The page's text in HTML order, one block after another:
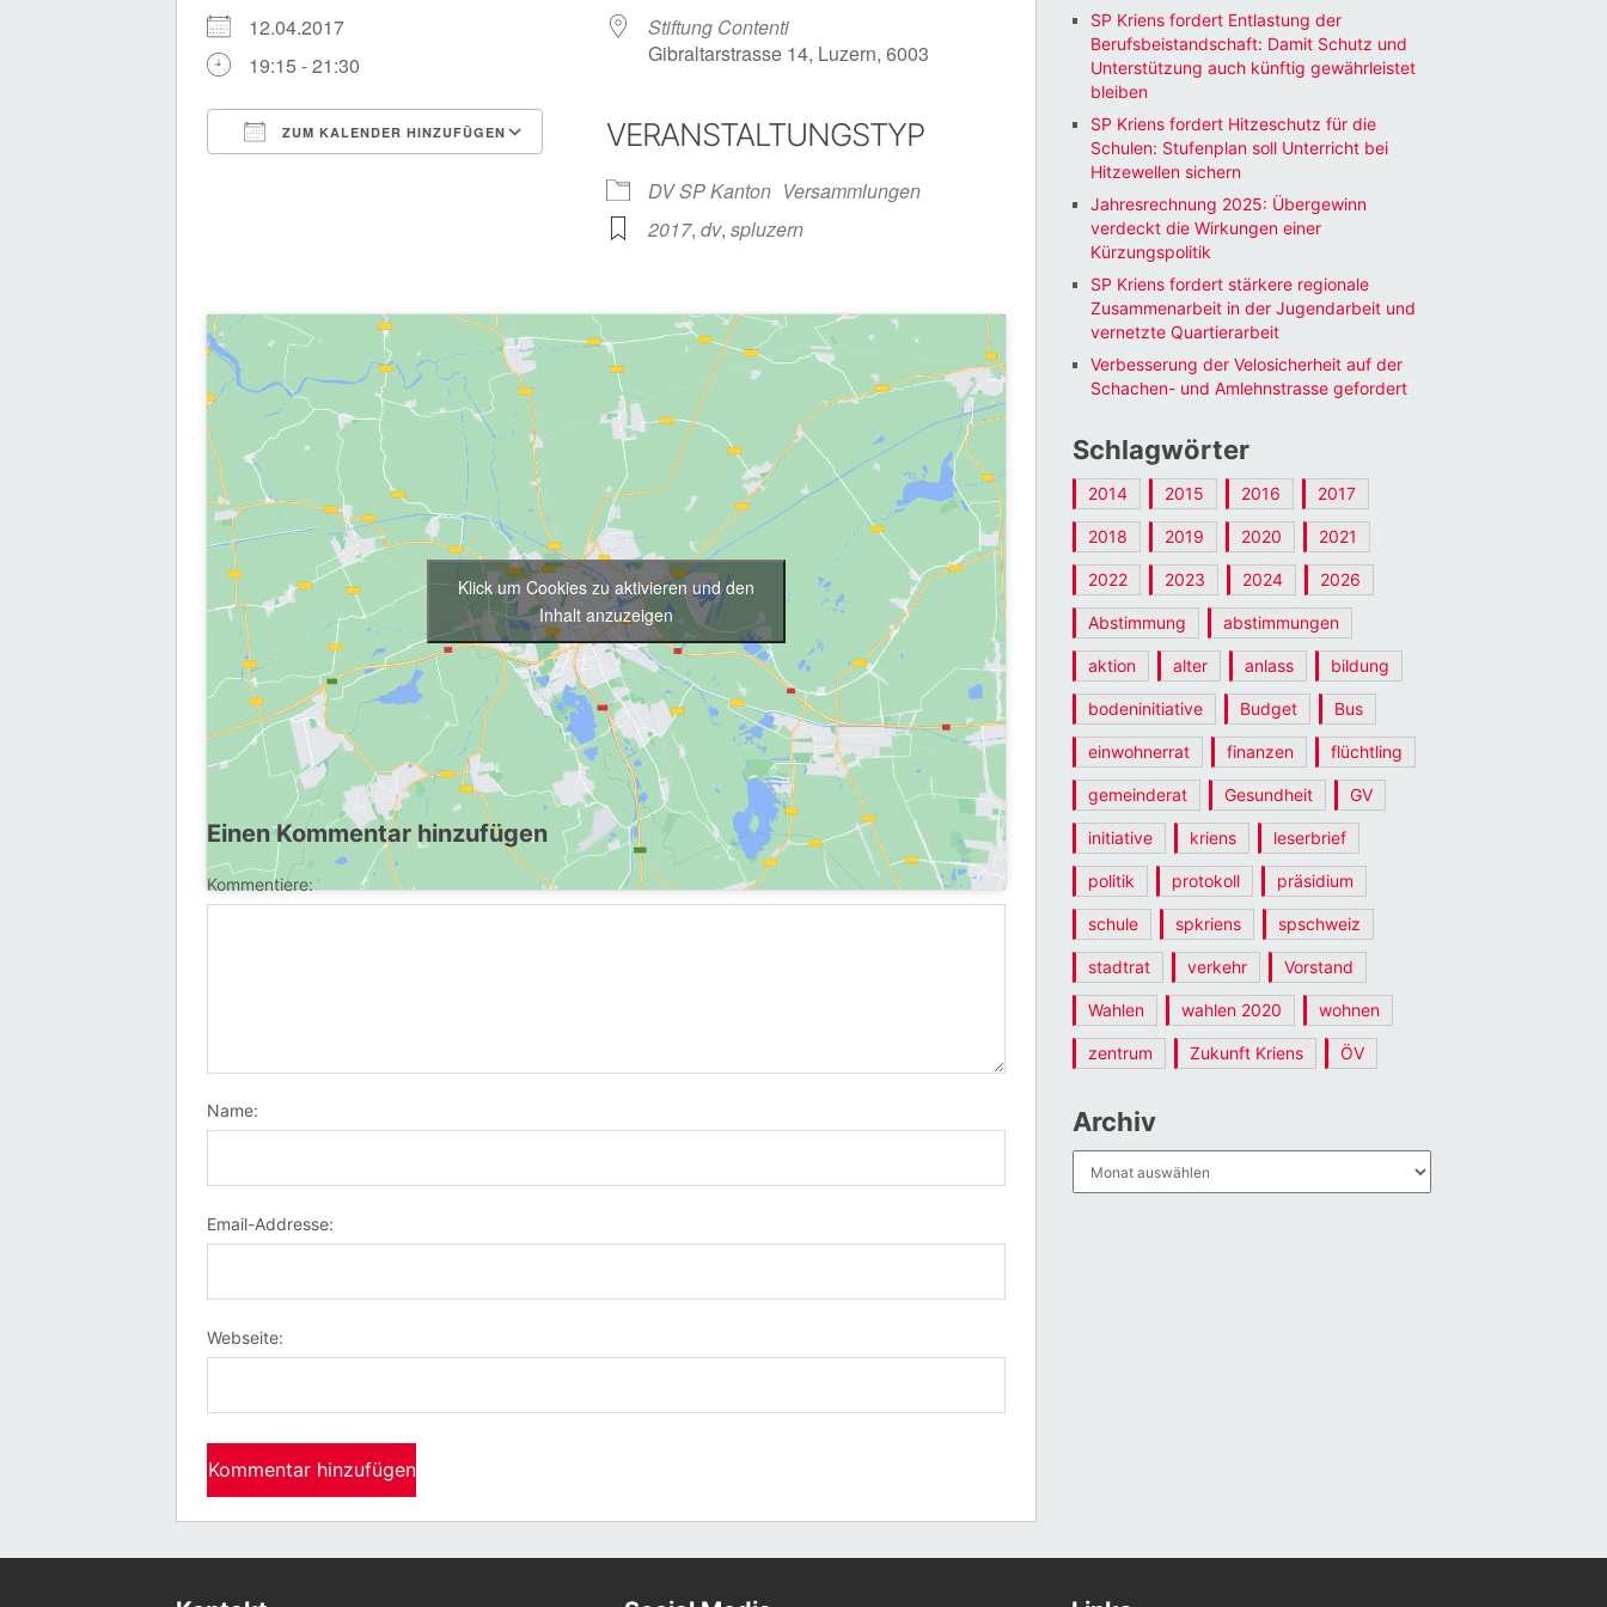
12.04.2017
19:15 - 21:30
ZUM KALENDER HINZUFÜGEN
Google Kalender Office 365
Stiftung Contenti
Gibraltarstrasse 14, Luzern, 6003
VERANSTALTUNGSTYP
DV SP Kanton Versammlungen
2017, dv, spluzern
Klick um Cookies zu aktivieren und den
Inhalt anzuzeigen
Mer Informationenhier.
Einen Kommentar hinzufügen
Kommentiere:
Name:
Email-Addresse:
Webseite:
SP Kriens fordert Entlastung der
Berufsbeistandschaft: Damit Schutz und
Unterstützung auch künftig gewährleistet
bleiben
SP Kriens fordert Hitzeschutz für die
Schulen: Stufenplan soll Unterricht bei
Hitzewellen sichern
Jahresrechnung 2025: Übergewinn
verdeckt die Wirkungen einer
Kürzungspolitik
SP Kriens fordert stärkere regionale
Zusammenarbeit in der Jugendarbeit und
vernetzte Quartierarbeit
Verbesserung der Velosicherheit auf der
Schachen- und Amlehnstrasse gefordert
Schlagwörter
2014 2015 2016 2017
2018 2019 2020 2021
2022 2023 2024 2026
Abstimmung abstimmungen
aktion alter anlass bildung
bodeninitiative Budget Bus
einwohnerrat finanzen flüchtling
gemeinderat Gesundheit GV
initiative kriens leserbrief
politik protokoll präsidium
schule spkriens spschweiz
stadtrat verkehr Vorstand
Wahlen wahlen 2020 wohnen
zentrum Zukunft Kriens ÖV
Archiv